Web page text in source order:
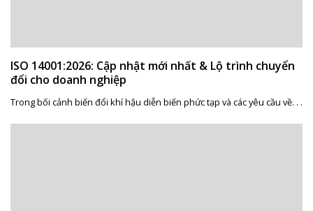
ISO 14001:2026: Cập nhật mới nhất & Lộ trình chuyển
đổi cho doanh nghiệp
Trong bối cảnh biến đổi khí hậu diễn biến phức tạp và các yêu cầu về. . .